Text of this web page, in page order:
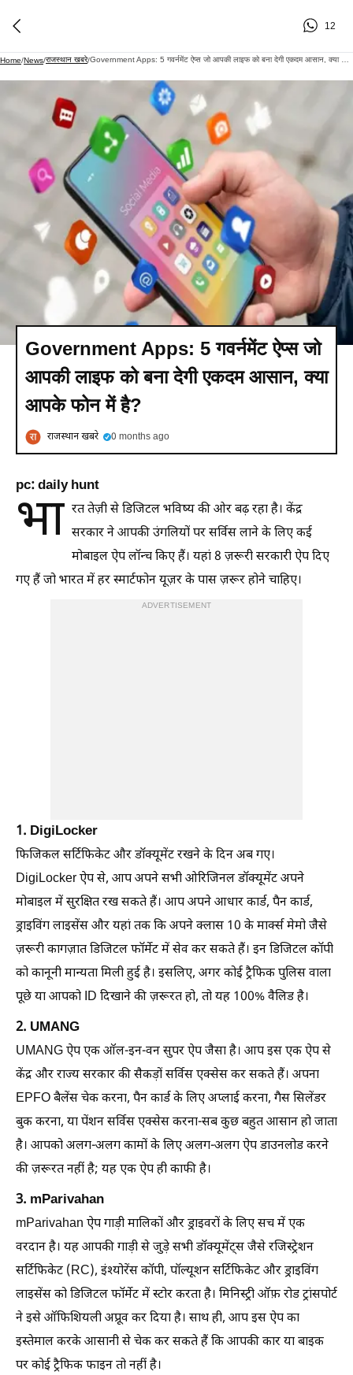
12
Home/News/राजस्थान खबरे/
Government Apps: 5 गवर्नमेंट ऐप्स जो
आपकी लाइफ को बना देगी एकदम आसान, क्या
आपके फोन में है?
राजस्थान खबरे 0 months ago
pc: daily hunt
भा रत तेज़ी से डिजिटल भविष्य की ओर बढ़ रहा है। केंद्र
सरकार ने आपकी उंगलियों पर सर्विस लाने के लिए कई
मोबाइल ऐप लॉन्च किए हैं। यहां 8 ज़रूरी सरकारी ऐप दिए
गए हैं जो भारत में हर स्मार्टफोन यूज़र के पास ज़रूर होने चाहिए।
ADVERTISEMENT
1. DigiLocker
फिजिकल सर्टिफिकेट और डॉक्यूमेंट रखने के दिन अब गए।
DigiLocker ऐप से, आप अपने सभी ओरिजिनल डॉक्यूमेंट अपने
मोबाइल में सुरक्षित रख सकते हैं। आप अपने आधार कार्ड, पैन कार्ड,
ड्राइविंग लाइसेंस और यहां तक ​​कि अपने क्लास 10 के मार्क्स मेमो जैसे
ज़रूरी कागज़ात डिजिटल फॉर्मेट में सेव कर सकते हैं। इन डिजिटल कॉपी
को कानूनी मान्यता मिली हुई है। इसलिए, अगर कोई ट्रैफिक पुलिस वाला
पूछे या आपको ID दिखाने की ज़रूरत हो, तो यह 100% वैलिड है।
2. UMANG
UMANG ऐप एक ऑल-इन-वन सुपर ऐप जैसा है। आप इस एक ऐप से
केंद्र और राज्य सरकार की सैकड़ों सर्विस एक्सेस कर सकते हैं। अपना
EPFO ​​बैलेंस चेक करना, पैन कार्ड के लिए अप्लाई करना, गैस सिलेंडर
बुक करना, या पेंशन सर्विस एक्सेस करना-सब कुछ बहुत आसान हो जाता
है। आपको अलग-अलग कामों के लिए अलग-अलग ऐप डाउनलोड करने
की ज़रूरत नहीं है; यह एक ऐप ही काफी है।
3. mParivahan
mParivahan ऐप गाड़ी मालिकों और ड्राइवरों के लिए सच में एक
वरदान है। यह आपकी गाड़ी से जुड़े सभी डॉक्यूमेंट्स जैसे रजिस्ट्रेशन
सर्टिफिकेट (RC), इंश्योरेंस कॉपी, पॉल्यूशन सर्टिफिकेट और ड्राइविंग
लाइसेंस को डिजिटल फॉर्मेट में स्टोर करता है। मिनिस्ट्री ऑफ़ रोड ट्रांसपोर्ट
ने इसे ऑफिशियली अप्रूव कर दिया है। साथ ही, आप इस ऐप का
इस्तेमाल करके आसानी से चेक कर सकते हैं कि आपकी कार या बाइक
पर कोई ट्रैफिक फाइन तो नहीं है।